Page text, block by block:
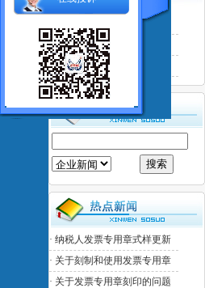
企业新闻
印章法规
· 纳税人发票专用章式样更新
· 关于刻制和使用发票专用章
· 关于发票专用章刻印的问题